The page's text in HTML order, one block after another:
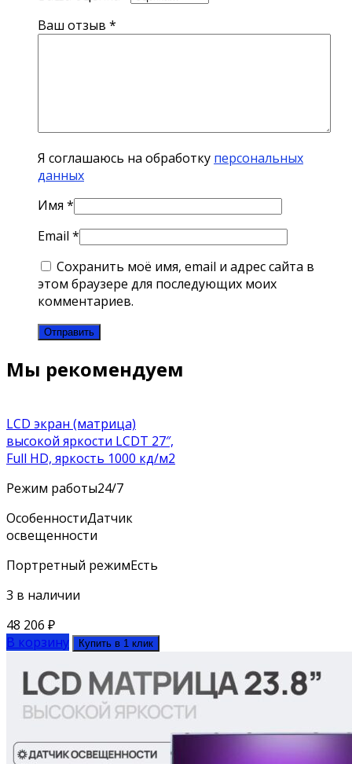
Ваш отзыв *
Я соглашаюсь на обработку персональных
данных
Имя *
Email *
Сохранить моё имя, email и адрес сайта в
этом браузере для последующих моих
комментариев.
Мы рекомендуем
LCD экран (матрица)
высокой яркости LCDT 27″,
Full HD, яркость 1000 кд/м2
Режим работы24/7
ОсобенностиДатчик
освещенности
Портретный режимЕсть
3 в наличии
48 206 ₽
В корзину
Купить в 1 клик